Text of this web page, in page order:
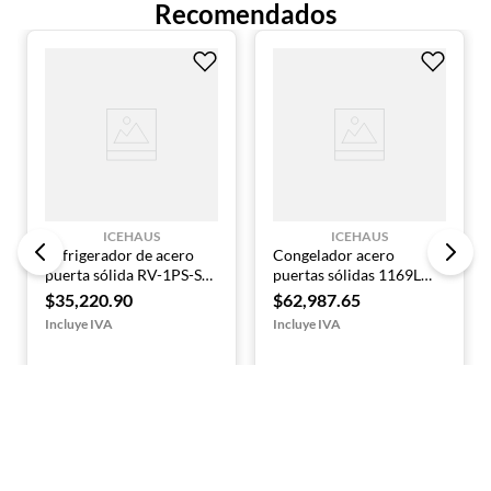
Refrigerante: R290 ecológico
Recomendados
ICEHAUS
Refrigerador de acero
puerta sólida RV-1PS-SS-
01 ICEHAUS
$35,220.90
ICEHAUS
Congelador acero
puertas sólidas 1169L
CV-2PS-SS-01 ICEHAUS
$62,987.65